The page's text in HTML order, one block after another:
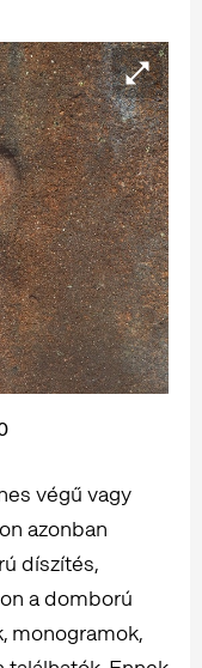
végű vagy
azonban
díszítés,
a domború
monogramok,